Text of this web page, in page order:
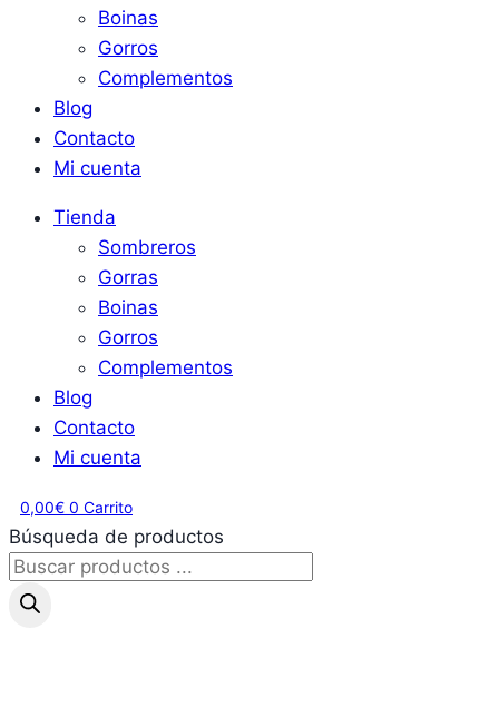
Boinas
Gorros
Complementos
Blog
Contacto
Mi cuenta
Tienda
Sombreros
Gorras
Boinas
Gorros
Complementos
Blog
Contacto
Mi cuenta
0,00€ 0 Carrito
Búsqueda de productos